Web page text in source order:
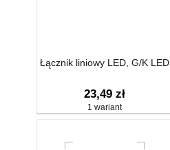
Łącznik liniowy LED, G/K LED
23,49 zł
1 wariant